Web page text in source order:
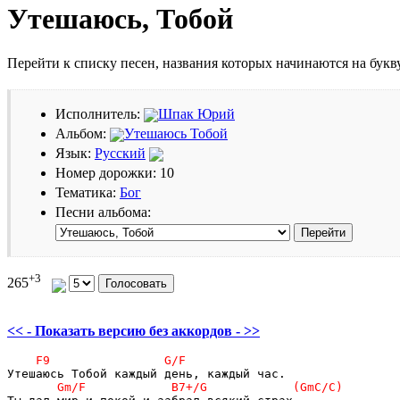
Утешаюсь, Тобой
Перейти к списку песен, названия которых начинаются на
Исполнитель:
Шпак Юрий
Альбом:
Утешаюсь Тобой
Язык: Русский
Номер дорожки: 10
Тематика: Бог
Песни альбома:
265+3
<< - Показать версию без аккордов - >>